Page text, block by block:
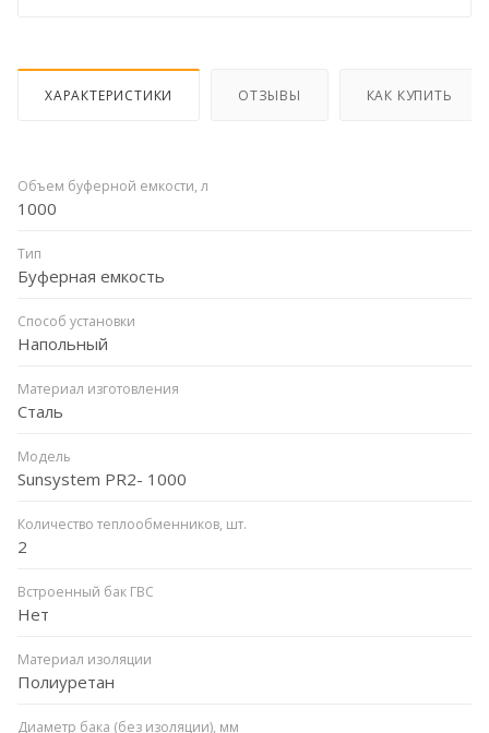
ХАРАКТЕРИСТИКИ ОТЗЫВЫ КАК КУПИТЬ
Объем буферной емкости, л
1000
Тип
Буферная емкость
Способ установки
Напольный
Материал изготовления
Сталь
Модель
Sunsystem PR2- 1000
Количество теплообменников, шт.
2
Встроенный бак ГВС
Нет
Материал изоляции
Полиуретан
Диаметр бака (без изоляции), мм